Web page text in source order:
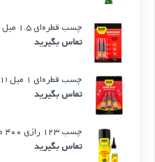
چسب قطره‌ای 1.5 میل رازی
تماس بگیرید
چسب قطره‌ای 1 میل (1 mil) رازی
تماس بگیرید
چسب 123 رازی 400 میل (MULTI PURPOSE KIT)
تماس بگیرید